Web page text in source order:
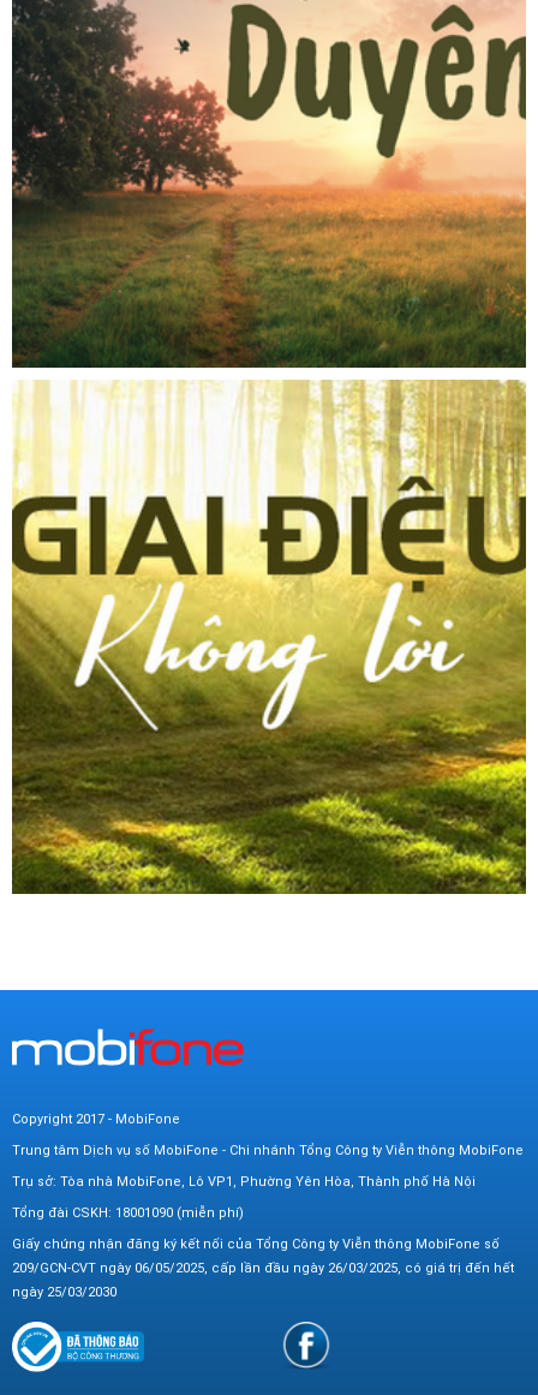
Copyright 2017 - MobiFone
Trung tâm Dịch vụ số MobiFone - Chi nhánh Tổng Công ty Viễn thông MobiFone
Trụ sở: Tòa nhà MobiFone, Lô VP1, Phường Yên Hòa, Thành phố Hà Nội
Tổng đài CSKH: 18001090 (miễn phí)
Giấy chứng nhận đăng ký kết nối của Tổng Công ty Viễn thông MobiFone số
209/GCN-CVT ngày 06/05/2025, cấp lần đầu ngày 26/03/2025, có giá trị đến hết
ngày 25/03/2030